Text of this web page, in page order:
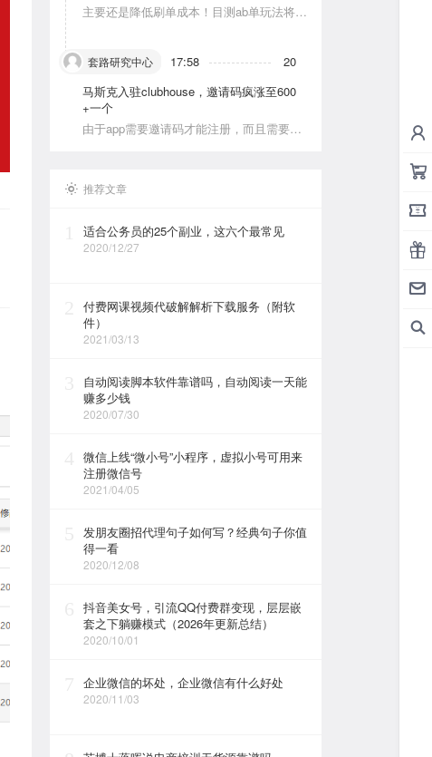
主要还是降低刷单成本！目测ab单玩法将会
套路研究中心 17:58
20
马斯克入驻clubhouse，邀请码疯涨至600
+一个
由于app需要邀请码才能注册，而且需要美
推荐文章
适合公务员的25个副业，这六个最常见
2020/12/27
付费网课视频代破解解析下载服务（附软
件）
2021/03/13
自动阅读脚本软件靠谱吗，自动阅读一天能
赚多少钱
2020/07/30
微信上线“微小号”小程序，虚拟小号可用来
注册微信号
2021/04/05
发朋友圈招代理句子如何写？经典句子你值
得一看
2020/12/08
抖音美女号，引流QQ付费群变现，层层嵌
套之下躺赚模式（2026年更新总结）
2020/10/01
企业微信的坏处，企业微信有什么好处
2020/11/03